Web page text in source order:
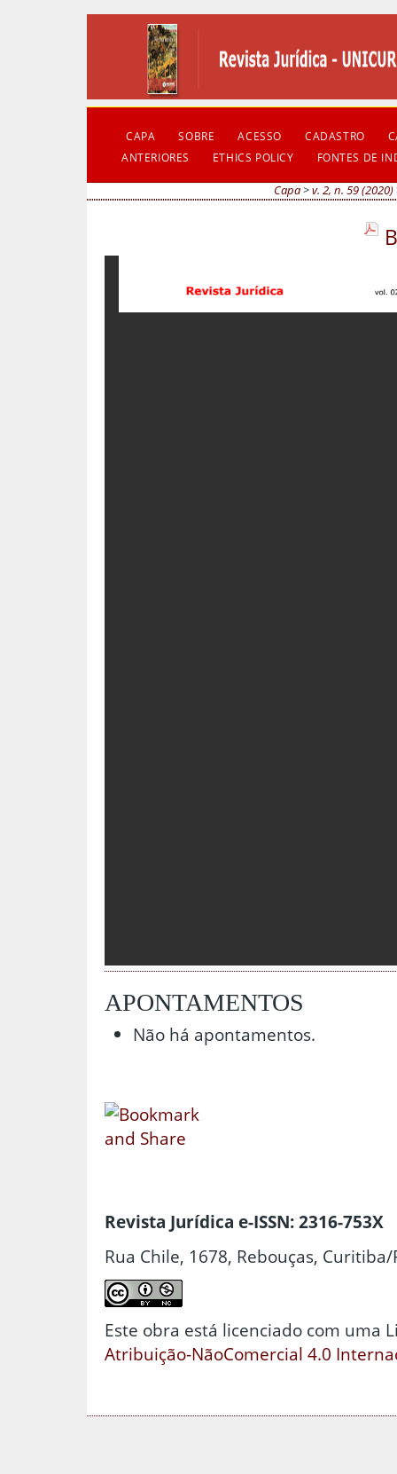
CAPA SOBRE ACESSO CADASTRO
ANTERIORES
ETHICS POLICY FONTES DE
Capa>v. 2, n. 59 (2020)
APONTAMENTOS
Não há apontamentos.
Revista Jurídica e-ISSN: 2316-753X
Rua Chile, 1678, Rebouças, Curitiba/
Este obra está licenciado com uma
Atribuição-NãoComercial 4.0